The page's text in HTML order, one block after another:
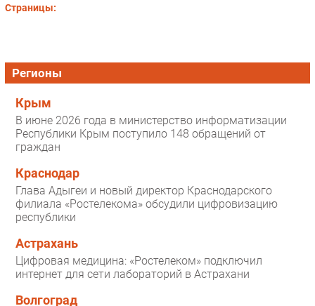
Страницы:
Регионы
Крым
В июне 2026 года в министерство информатизации
Республики Крым поступило 148 обращений от
граждан
Краснодар
Глава Адыгеи и новый директор Краснодарского
филиала «Ростелекома» обсудили цифровизацию
республики
Астрахань
Цифровая медицина: «Ростелеком» подключил
интернет для сети лабораторий в Астрахани
Волгоград